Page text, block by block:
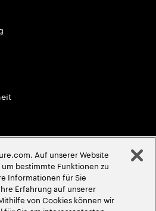
vorbehalten
Auf unserer Website
bestimmte Funktionen zu
Informationen für Sie
Erfahrung auf unserer
von Cookies können wir